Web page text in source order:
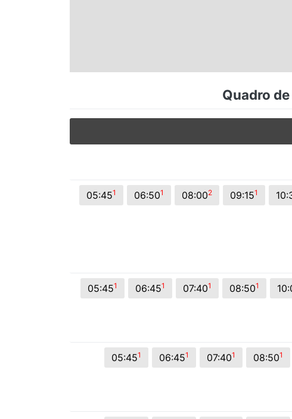
Quadro
05:451 06:501 08:002 09:151
05:451 06:451 07:401 08:501
05:451 06:451 07:401 08:501